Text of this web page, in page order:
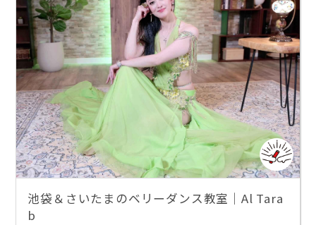
池袋＆さいたまのベリーダンス教室｜Al Tara
b